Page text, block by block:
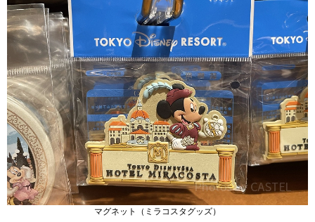
マグネット（ミラコスタグッズ）